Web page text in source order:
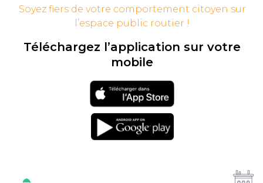
Soyez fiers de votre comportement citoyen sur
l’espace public routier !
Téléchargez l’application sur votre
mobile
Téléchargement
sur l'app store
Téléchargement
sur google play